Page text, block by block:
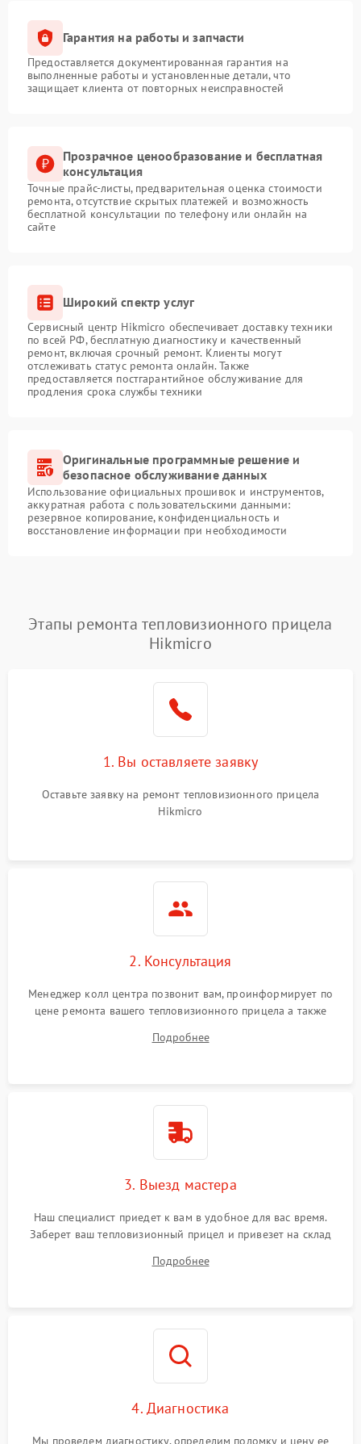
Гарантия на работы и запчасти
Предоставляется документированная гарантия на
выполненные работы и установленные детали, что
защищает клиента от повторных неисправностей
Прозрачное ценообразование и бесплатная
консультация
Точные прайс-листы, предварительная оценка стоимости
ремонта, отсутствие скрытых платежей и возможность
бесплатной консультации по телефону или онлайн на
сайте
Широкий спектр услуг
Сервисный центр Hikmicro обеспечивает доставку техники
по всей РФ, бесплатную диагностику и качественный
ремонт, включая срочный ремонт. Клиенты могут
отслеживать статус ремонта онлайн. Также
предоставляется постгарантийное обслуживание для
продления срока службы техники
Оригинальные программные решение и
безопасное обслуживание данных
Использование официальных прошивок и инструментов,
аккуратная работа с пользовательскими данными:
резервное копирование, конфиденциальность и
восстановление информации при необходимости
Этапы ремонта тепловизионного прицела
Hikmicro
1. Вы оставляете заявку
Оставьте заявку на ремонт тепловизионного прицела
Hikmicro
2. Консультация
Менеджер колл центра позвонит вам, проинформирует по
цене ремонта вашего тепловизионного прицела а также
Подробнее
3. Выезд мастера
Наш специалист приедет к вам в удобное для вас время.
Заберет ваш тепловизионный прицел и привезет на склад
Подробнее
4. Диагностика
Мы проведем диагностику, определим поломку и цену ее